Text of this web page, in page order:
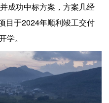
成功中标方案，方案几经
目于2024年顺利竣工交付
。